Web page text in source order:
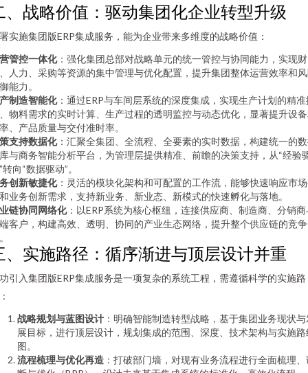
、战略价值：驱动集团化企业转型升级
实施集团版ERP集成服务，能为企业带来多维度的战略价值：
管控一体化：强化集团总部对战略单元的统一管控与协同能力，实现财
人力、采购等资源的集中管理与优化配置，提升集团整体运营效率和
能力。
制造智能化：通过ERP与车间层系统的深度集成，实现生产计划的精准
物料需求的实时计算、生产过程的透明监控与动态优化，显著提升设
、产品质量与交付准时率。
支持数据化：汇聚全集团、全流程、全要素的实时数据，构建统一的
与商务智能分析平台，为管理层提供精准、前瞻的决策支持，从“经验
转向“数据驱动”。
创新敏捷化：灵活的模块化架构和可配置的工作流，能够快速响应市
业务创新需求，支持新业务、新业态、新模式的快速孵化与落地。
链协同网络化：以ERP系统为核心枢纽，连接供应商、制造商、分销商
客户，构建高效、透明、协同的产业生态网络，提升整个供应链的竞争
、实施路径：循序渐进与顶层设计并重
引入集团版ERP集成服务是一项复杂的系统工程，需遵循科学的实施路
战略规划与蓝图设计 ：明确智能制造转型战略，基于集团业务现状
展目标，进行顶层设计，规划集成的范围、深度、技术架构与实施路
图。
流程梳理与优化再造 ：打破部门墙，对现有业务流程进行全面梳理